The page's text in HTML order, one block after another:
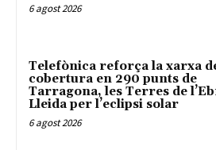
6 agost 2026
Telefònica reforça la xarxa
cobertura en 290 punts de
Tarragona, les Terres de
Lleida per l’eclipsi solar
6 agost 2026